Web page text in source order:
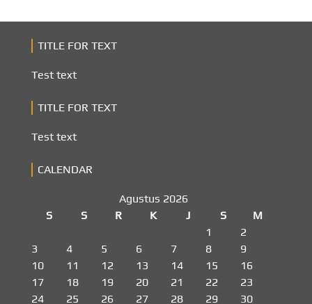
TITLE FOR TEXT
Test text
TITLE FOR TEXT
Test text
CALENDAR
Agustus 2026
S
S R K J S
M
1
2
3
4 5 6 7 8
9
10
11 12 13 14 15
16
17
18 19 20 21 22
23
24
25 26 27 28 29 30